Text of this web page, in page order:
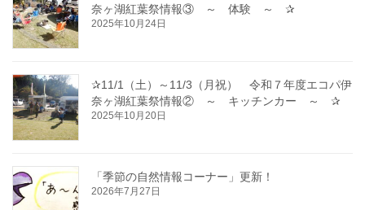
奈ヶ湖紅葉祭情報③ ～ 体験 ～ ✰
2025年10月24日
✰11/1（土）～11/3（月祝） 令和７年度エコパ伊
奈ヶ湖紅葉祭情報② ～ キッチンカー ～ ✰
2025年10月20日
「季節の自然情報コーナー」更新！
2026年7月27日